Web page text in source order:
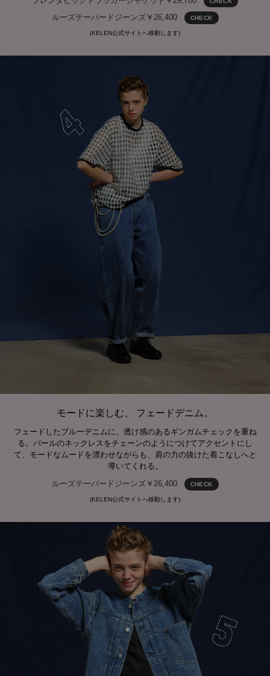
ルーズテーパードジーンズ￥26,400 CHECK
(KELEN公式サイトへ移動します)
モードに楽しむ、 フェードデニム。
フェードしたブルーデニムに、透け感のあるギンガムチェックを重ね
る。パールのネックレスをチェーンのようにつけてアクセントにし
て、モードなムードを漂わせながらも、肩の力の抜けた着こなしへと
導いてくれる。
ルーズテーパードジーンズ￥26,400
CHECK
(KELEN公式サイトへ移動します)